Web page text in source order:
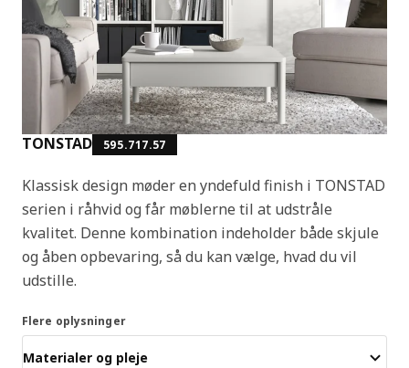
TONSTAD 595.717.57
Klassisk design møder en yndefuld finish i TONSTAD
serien i råhvid og får møblerne til at udstråle
kvalitet. Denne kombination indeholder både skjule
og åben opbevaring, så du kan vælge, hvad du vil
udstille.
Flere oplysninger
Materialer og pleje